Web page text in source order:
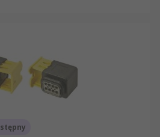
samochodowych w RS
złącza, ale i odpowiednie
styków, co ułatwia